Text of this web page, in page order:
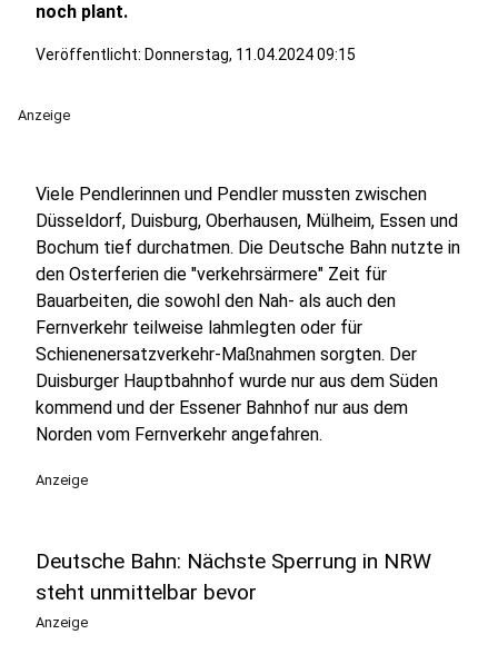
noch plant.
Veröffentlicht: Donnerstag, 11.04.2024 09:15
Anzeige
Viele Pendlerinnen und Pendler mussten zwischen
Düsseldorf, Duisburg, Oberhausen, Mülheim, Essen und
Bochum tief durchatmen. Die Deutsche Bahn nutzte in
den Osterferien die "verkehrsärmere" Zeit für
Bauarbeiten, die sowohl den Nah- als auch den
Fernverkehr teilweise lahmlegten oder für
Schienenersatzverkehr-Maßnahmen sorgten. Der
Duisburger Hauptbahnhof wurde nur aus dem Süden
kommend und der Essener Bahnhof nur aus dem
Norden vom Fernverkehr angefahren.
Anzeige
Deutsche Bahn: Nächste Sperrung in NRW
steht unmittelbar bevor
Anzeige